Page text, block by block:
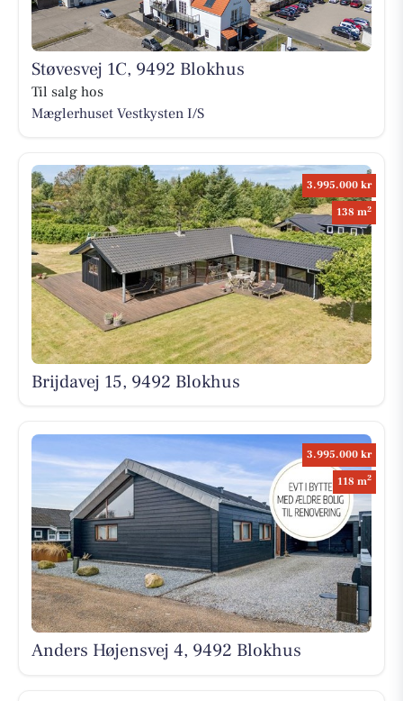
Støvesvej 1C, 9492 Blokhus
Til salg hos
Mæglerhuset Vestkysten I/S
3.995.000 kr
138 m2
Brijdavej 15, 9492 Blokhus
3.995.000 kr
118 m2
Anders Højensvej 4, 9492 Blokhus